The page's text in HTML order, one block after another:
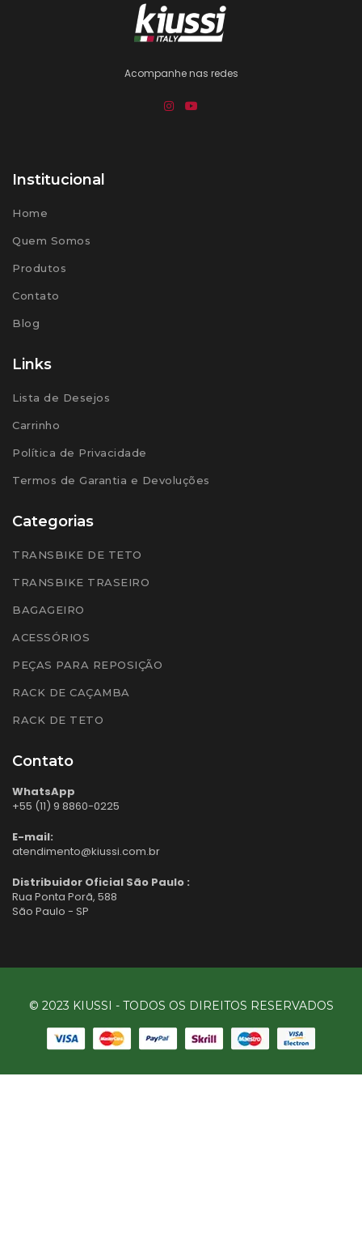
Acompanhe nas redes
Institucional
Home
Quem Somos
Produtos
Contato
Blog
Links
Lista de Desejos
Carrinho
Política de Privacidade
Termos de Garantia e Devoluções
Categorias
TRANSBIKE DE TETO
TRANSBIKE TRASEIRO
BAGAGEIRO
ACESSÓRIOS
PEÇAS PARA REPOSIÇÃO
RACK DE CAÇAMBA
RACK DE TETO
Contato
WhatsApp
+55 (11) 9 8860-0225
E-mail:
atendimento@kiussi.com.br
Distribuidor Oficial São Paulo :
Rua Ponta Porã, 588
São Paulo - SP
© 2023 KIUSSI - TODOS OS DIREITOS RESERVADOS